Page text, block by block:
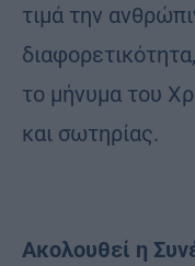
τιμά την
το μήνυμα του
και σωτηρίας.
Ακολουθεί η